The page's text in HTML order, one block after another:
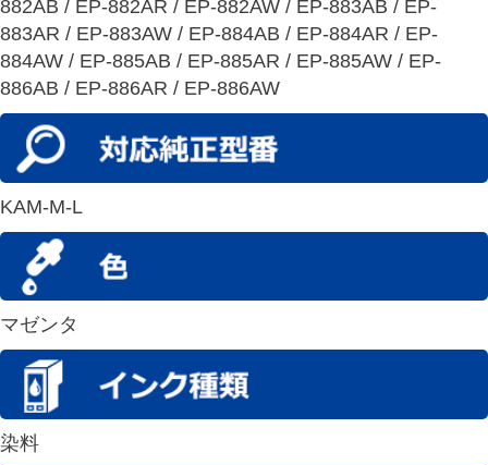
882AB / EP-882AR / EP-882AW / EP-883AB / EP-
883AR / EP-883AW / EP-884AB / EP-884AR / EP-
884AW / EP-885AB / EP-885AR / EP-885AW / EP-
886AB / EP-886AR / EP-886AW
KAM-M-L
マゼンタ
染料